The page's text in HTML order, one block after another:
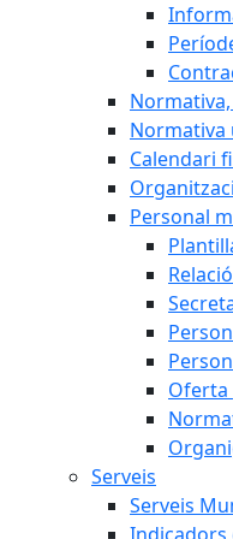
Normativa
Calendari
Personal
Oferta
Serveis
Serveis